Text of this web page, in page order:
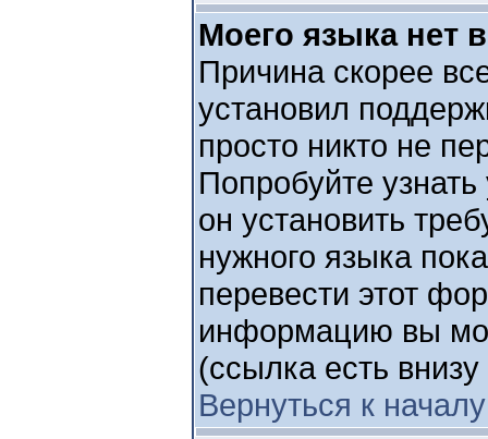
Моего языка нет
Причина скорее
установил
просто никто не
Попробуйте
он установить
нужного языка
перевести этот
информацию вы
(ссылка есть
Вернуться к началу